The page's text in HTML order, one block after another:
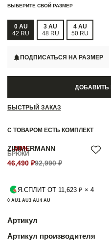
ВЫБЕРИТЕ СВОЙ РАЗМЕР
0 AU
42 RU
3 AU
48 RU
4 AU
50 RU
ПОДПИСАТЬСЯ НА РАЗМЕР
ДОБАВИТЬ
БЫСТРЫЙ ЗАКАЗ
С ТОВАРОМ ЕСТЬ КОМПЛЕКТ
-50%
ZIMMERMANN
БРЮКИ
46,490 ₽92,990 ₽
Я.СПЛИТ ОТ 11,623 ₽ × 4
0 AU1 AU3 AU4 AU
Артикул
Артикул производителя